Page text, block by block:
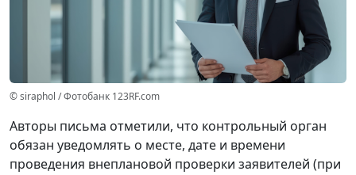
© siraphol / Фотобанк 123RF.com
Авторы письма отметили, что контрольный орган
обязан уведомлять о месте, дате и времени
проведения внеплановой проверки заявителей (при